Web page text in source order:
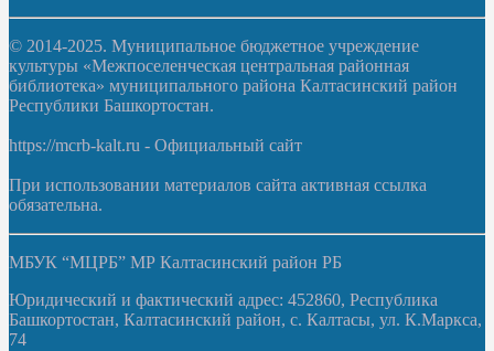
© 2014-2025. Муниципальное бюджетное учреждение
культуры «Межпоселенческая центральная районная
библиотека» муниципального района Калтасинский район
Республики Башкортостан.
https://mcrb-kalt.ru - Официальный сайт
При использовании материалов сайта активная ссылка
обязательна.
МБУК “МЦРБ” МР Калтасинский район РБ
Юридический и фактический адрес: 452860, Республика
Башкортостан, Калтасинский район, с. Калтасы, ул. К.Маркса,
74